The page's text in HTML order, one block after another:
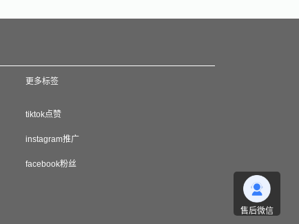
更多标签
tiktok点赞
instagram推广
facebook粉丝
售后微信